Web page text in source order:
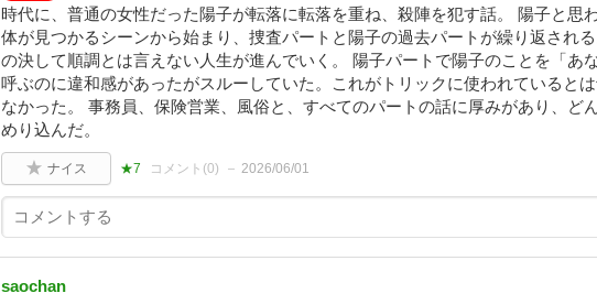
時代に、普通の女性だった陽子が転落に転落を重ね、殺陣を犯す話。 陽子と思
体が見つかるシーンから始まり、捜査パートと陽子の過去パートが繰り返され
の決して順調とは言えない人生が進んでいく。 陽子パートで陽子のことを「あ
呼ぶのに違和感があったがスルーしていた。これがトリックに使われていると
なかった。 事務員、保険営業、風俗と、すべてのパートの話に厚みがあり、ど
めり込んだ。
ナイス ★7 コメント(0) 2026/06/01
saochan